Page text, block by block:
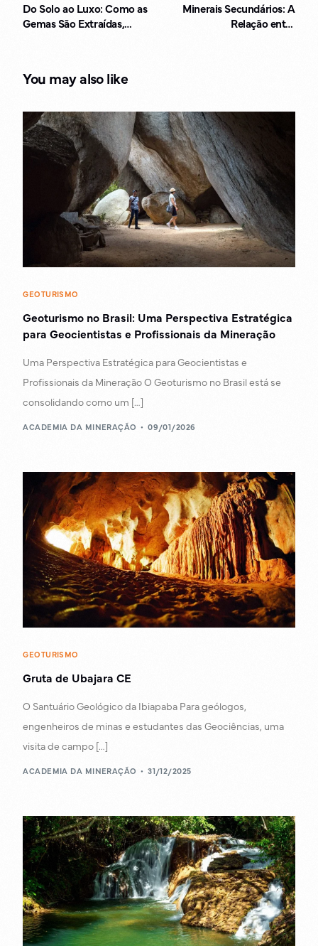
Do Solo ao Luxo: Como as
Gemas São Extraídas,
Minerais Secundários: A
Relação entre
You may also like
GEOTURISMO
Geoturismo no Brasil: Uma Perspectiva Estratégica
para Geocientistas e Profissionais da Mineração
Uma Perspectiva Estratégica para Geocientistas e
Profissionais da Mineração O Geoturismo no Brasil está se
consolidando como um […]
ACADEMIA DA MINERAÇÃO 09/01/2026
GEOTURISMO
Gruta de Ubajara CE
O Santuário Geológico da Ibiapaba Para geólogos,
engenheiros de minas e estudantes das Geociências, uma
visita de campo […]
ACADEMIA DA MINERAÇÃO 31/12/2025